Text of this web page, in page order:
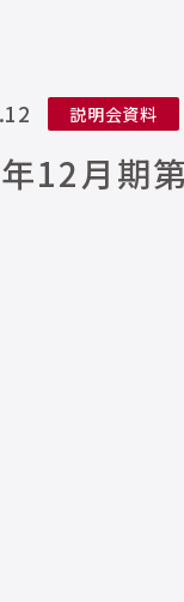
説明会資料
12月期